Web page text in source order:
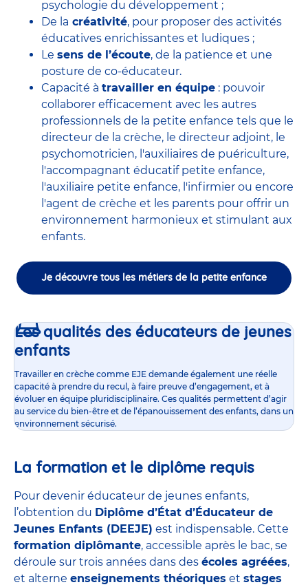
psychologie du développement ;
De la créativité, pour proposer des activités
éducatives enrichissantes et ludiques ;
Le sens de l’écoute, de la patience et une
posture de co-éducateur.
Capacité à travailler en équipe : pouvoir
collaborer efficacement avec les autres
professionnels de la petite enfance tels que le
directeur de la crèche, le directeur adjoint, le
psychomotricien, l'auxiliaires de puériculture,
l'accompagnant éducatif petite enfance,
l'auxiliaire petite enfance, l'infirmier ou encore
l'agent de crèche et les parents pour offrir un
environnement harmonieux et stimulant aux
enfants.
Je découvre tous les métiers de la petite enfance
Les qualités des éducateurs de jeunes
enfants
Travailler en crèche comme EJE demande également une réelle
capacité à prendre du recul, à faire preuve d’engagement, et à
évoluer en équipe pluridisciplinaire. Ces qualités permettent d’agir
au service du bien-être et de l’épanouissement des enfants, dans un
environnement sécurisé.
La formation et le diplôme requis
Pour devenir éducateur de jeunes enfants,
l’obtention du Diplôme d’État d’Éducateur de
Jeunes Enfants (DEEJE) est indispensable. Cette
formation diplômante, accessible après le bac, se
déroule sur trois années dans des écoles agréées,
et alterne enseignements théoriques et stages